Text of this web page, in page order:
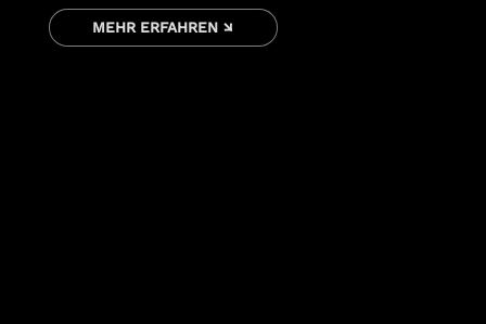
MEHR ERFAHREN ↘